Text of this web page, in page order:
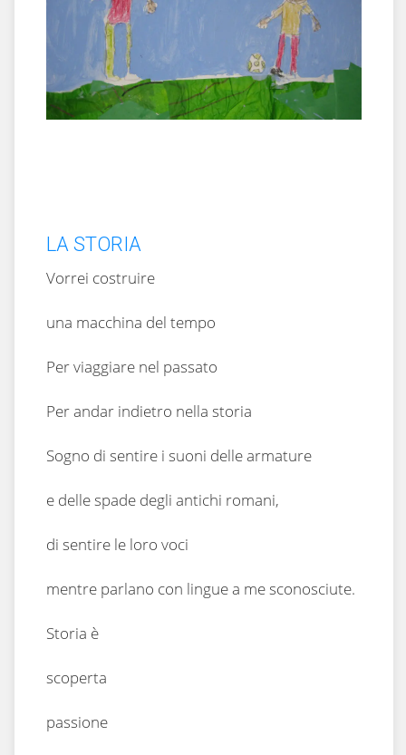
LA STORIA
Vorrei costruire
una macchina del tempo
Per viaggiare nel passato
Per andar indietro nella storia
Sogno di sentire i suoni delle armature
e delle spade degli antichi romani,
di sentire le loro voci
mentre parlano con lingue a me sconosciute.
Storia è
scoperta
passione